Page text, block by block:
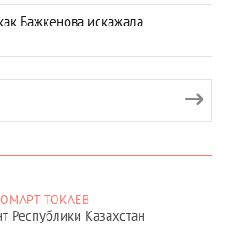
Бажкенова искажала
ТОКАЕВ
Республики Казахстан